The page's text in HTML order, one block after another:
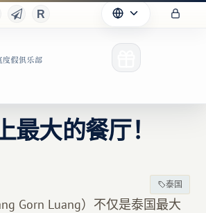
最大的餐厅！
泰国
Gorn Luang）不仅是泰国最大